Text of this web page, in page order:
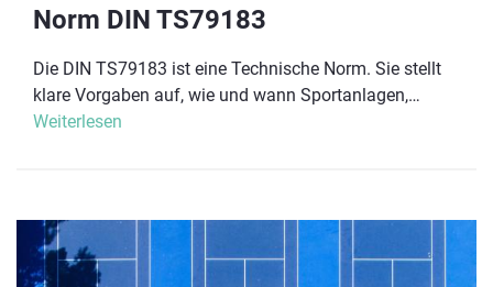
Norm DIN TS79183
Die DIN TS79183 ist eine Technische Norm. Sie stellt
klare Vorgaben auf, wie und wann Sportanlagen,
Ausrüstungen und Geräte inspiziert werden müssen.
Weiterlesen